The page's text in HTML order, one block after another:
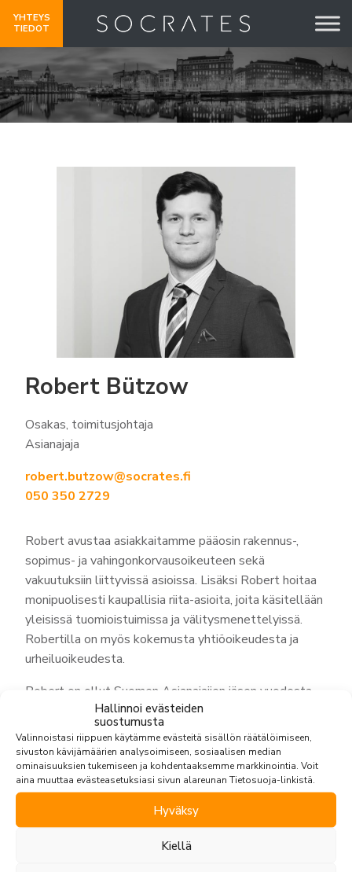
Hallinnoi evästeiden
suostumusta
Valinnoistasi riippuen käytämme evästeitä sisällön räätälöimiseen,
sivuston kävijämäärien analysoimiseen, sosiaalisen median
ominaisuuksien tukemiseen ja kohdentaaksemme markkinointia. Voit
aina muuttaa evästeasetuksiasi sivun alareunan Tietosuoja-linkistä.
Hyväksy
Kiellä
YHTEYS
TIEDOT
Robert Bützow
Osakas, toimitusjohtaja
Asianajaja
robert.butzow@socrates.fi
050 350 2729
Robert avustaa asiakkaitamme pääosin rakennus-,
sopimus- ja vahingonkorvausoikeuteen sekä
vakuutuksiin liittyvissä asioissa. Lisäksi Robert hoitaa
monipuolisesti kaupallisia riita-asioita, joita käsitellään
yleisissä tuomioistuimissa ja välitysmenettelyissä.
Robertilla on myös kokemusta yhtiöoikeudesta ja
urheiluoikeudesta.
Robert on ollut Suomen Asianajajien jäsen vuodesta
2022 lähtien.
Robert on toiminut Jääkiekon SM-Liigan
kurinpitodelegaation jäsenenä syksystä 2017 lähtien.
Koulutus